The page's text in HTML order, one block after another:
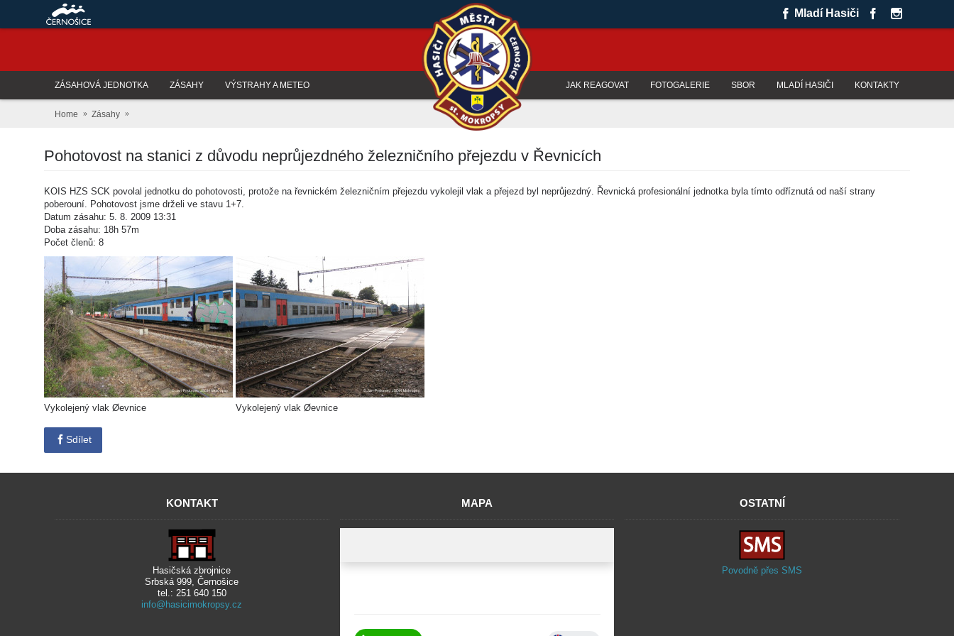
Mladí Hasiči
ZÁSAHOVÁ JEDNOTKA ZÁSAHY VÝSTRAHY A METEO KONTAKTY
MLADÍ HASIČI
SBOR
FOTOGALERIE
JAK REAGOVAT
Home Zásahy
Pohotovost na stanici z důvodu neprůjezdného železničního přejezdu v Řevnicích
KOIS HZS SCK povolal jednotku do pohotovosti, protože na řevnickém železničním přejezdu vykolejil vlak a přejezd byl neprůjezdný. Řevnická profesionální jednotka byla tímto odříznutá od naší strany
poberouní. Pohotovost jsme drželi ve stavu 1+7.
Datum zásahu: 5. 8. 2009 13:31
Doba zásahu: 18h 57m
Počet členů: 8
Vykolejený vlak Øevnice Vykolejený vlak Øevnice
Sdílet
KONTAKT
Hasičská zbrojnice
Srbská 999, Černošice
tel.: 251 640 150
info@hasicimokropsy.cz
MAPA OSTATNÍ
Povodně přes SMS